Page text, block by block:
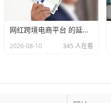
网红跨境电商平台 的延伸长尾关键词有什么
2026-08-10 345 人在看